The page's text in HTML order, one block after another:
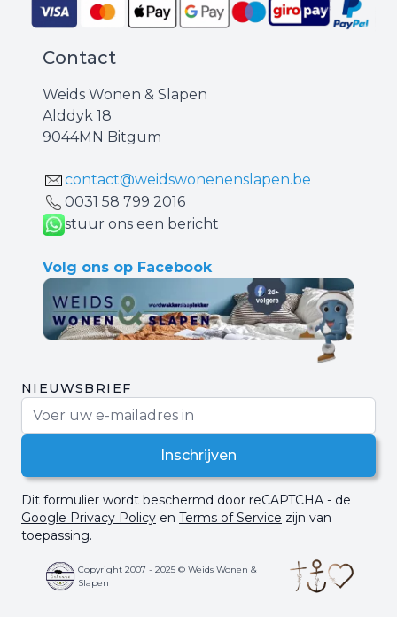
Contact
Weids Wonen & Slapen
Alddyk 18
9044MN Bitgum
contact@weidswonenenslapen.be
0031 ‪58 799 2016‬
stuur ons een bericht
Volg ons op Facebook
NIEUWSBRIEF
Inschrijven
Dit formulier wordt beschermd door reCAPTCHA - de
Google Privacy Policy en Terms of Service zijn van
toepassing.
Copyright 2007 - 2025 © Weids Wonen &
Slapen